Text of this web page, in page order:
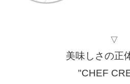
▽
美味しさの正
"CHEF